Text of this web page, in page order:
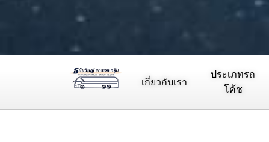
เกี่ยวกับเรา
ประเภทรถ
โค้ช